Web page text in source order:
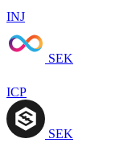
INJ
SEK
ICP
SEK